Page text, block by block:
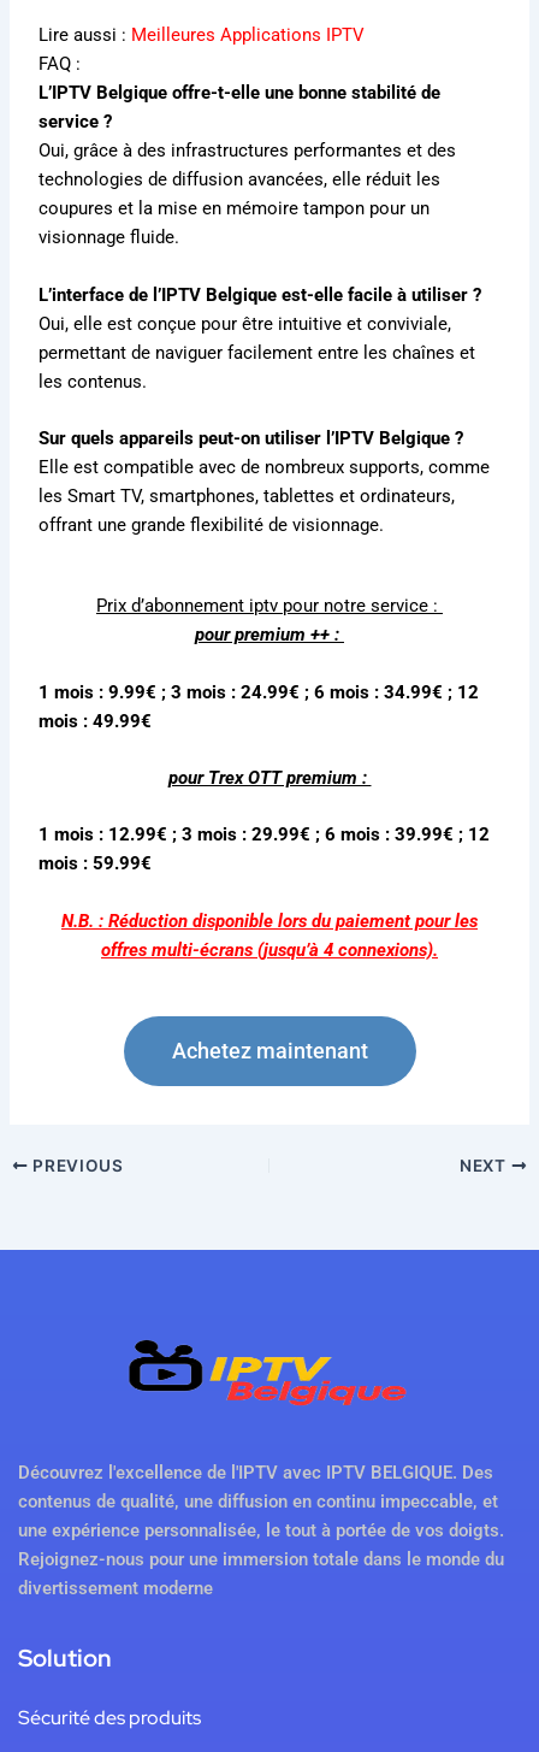
Lire aussi : Meilleures Applications IPTV
FAQ :
L’IPTV Belgique offre-t-elle une bonne stabilité de
service ?
Oui, grâce à des infrastructures performantes et des
technologies de diffusion avancées, elle réduit les
coupures et la mise en mémoire tampon pour un
visionnage fluide.
L’interface de l’IPTV Belgique est-elle facile à utiliser ?
Oui, elle est conçue pour être intuitive et conviviale,
permettant de naviguer facilement entre les chaînes et
les contenus.
Sur quels appareils peut-on utiliser l’IPTV Belgique ?
Elle est compatible avec de nombreux supports, comme
les Smart TV, smartphones, tablettes et ordinateurs,
offrant une grande flexibilité de visionnage.
Prix d’abonnement iptv pour notre service :
pour premium ++ :
1 mois : 9.99€ ; 3 mois : 24.99€ ; 6 mois : 34.99€ ; 12
mois : 49.99€
pour Trex OTT premium :
1 mois : 12.99€ ; 3 mois : 29.99€ ; 6 mois : 39.99€ ; 12
mois : 59.99€
N.B. : Réduction disponible lors du paiement pour les
offres multi-écrans (jusqu’à 4 connexions).
Achetez maintenant
PREVIOUS NEXT
Découvrez l'excellence de l'IPTV avec IPTV BELGIQUE. Des
contenus de qualité, une diffusion en continu impeccable, et
une expérience personnalisée, le tout à portée de vos doigts.
Rejoignez-nous pour une immersion totale dans le monde du
divertissement moderne
Solution
Sécurité des produits